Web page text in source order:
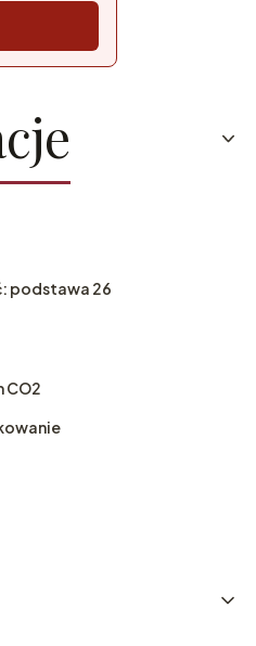
podstawa 26
CO2